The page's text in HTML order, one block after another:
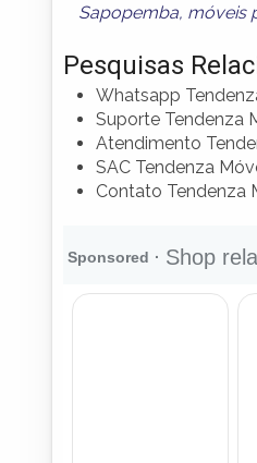
Sapopemba, móveis
Pesquisas
Whatsapp
Suporte Tendenza
Atendimento
SAC Tendenza
Contato Tendenza